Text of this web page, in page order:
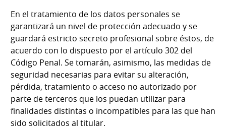
En el tratamiento de los datos personales se
garantizará un nivel de protección adecuado y se
guardará estricto secreto profesional sobre éstos, de
acuerdo con lo dispuesto por el artículo 302 del
Código Penal. Se tomarán, asimismo, las medidas de
seguridad necesarias para evitar su alteración,
pérdida, tratamiento o acceso no autorizado por
parte de terceros que los puedan utilizar para
finalidades distintas o incompatibles para las que han
sido solicitados al titular.